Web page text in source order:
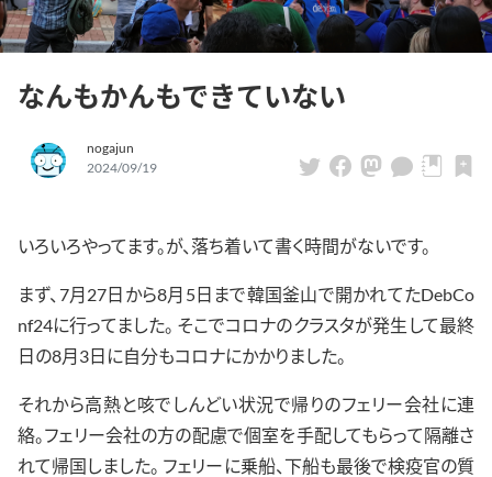
なんもかんもできていない
nogajun
2024/09/19
いろいろやってます。が、落ち着いて書く時間がないです。
まず、7月27日から8月5日まで韓国釜山で開かれてたDebCo
nf24に行ってました。 そこでコロナのクラスタが発生して最終
日の8月3日に自分もコロナにかかりました。
それから高熱と咳でしんどい状況で帰りのフェリー会社に連
絡。フェリー会社の方の配慮で個室を手配してもらって隔離さ
れて帰国しました。 フェリーに乗船、下船も最後で検疫官の質